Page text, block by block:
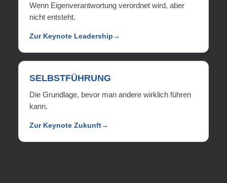
Wenn Eigenverantwortung verordnet wird, aber
nicht entsteht.
Zur Keynote Leadership
SELBSTFÜHRUNG
Die Grundlage, bevor man andere wirklich führen
kann.
Zur Keynote Zukunft